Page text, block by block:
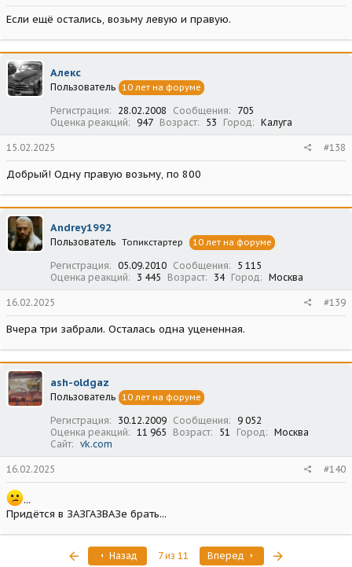
Если ещё остались, возьму левую и правую.
Алекс
Пользователь 10 лет на форуме
Регистрация 28.02.2008 Сообщения
705
Оценка реакций
947 Возраст 53 Город Калуга
15.02.2025 #138
Добрый! Одну правую возьму, по 800
Andrey1992
Пользователь Топикстартер 10 лет на форуме
Регистрация 05.09.2010 Сообщения
5 115
Оценка реакций
3 445 Возраст 34 Город Москва
16.02.2025 #139
Вчера три забрали. Осталась одна уцененная.
ash-oldgaz
Пользователь 10 лет на форуме
Регистрация 30.12.2009 Сообщения
9 052
Оценка реакций
11 965 Возраст 51 Город
Москва
Сайт
vk.com
16.02.2025 #140
...
Придётся в ЗАЗГАЗВАЗе брать...
ПервыйНазад 7 из 11 Вперед